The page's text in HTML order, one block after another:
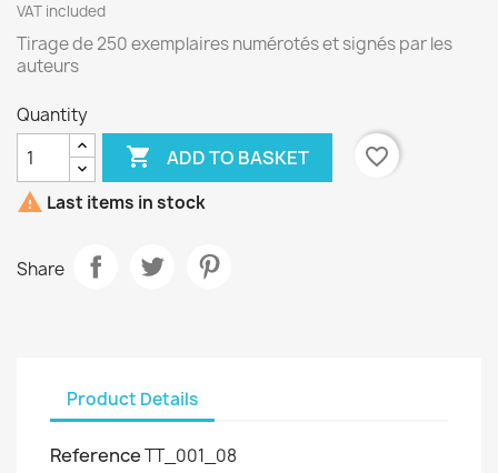
VAT included
Tirage de 250 exemplaires numérotés et signés par les
auteurs
Quantity
 ADD TO BASKET
favorite_border
 Last items in stock
Share
Product Details
ReferenceTT_001_08